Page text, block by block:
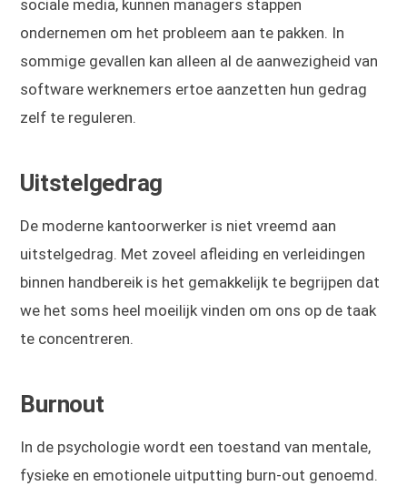
sociale media, kunnen managers stappen
ondernemen om het probleem aan te pakken. In
sommige gevallen kan alleen al de aanwezigheid van
software werknemers ertoe aanzetten hun gedrag
zelf te reguleren.
Uitstelgedrag
De moderne kantoorwerker is niet vreemd aan
uitstelgedrag. Met zoveel afleiding en verleidingen
binnen handbereik is het gemakkelijk te begrijpen dat
we het soms heel moeilijk vinden om ons op de taak
te concentreren.
Burnout
In de psychologie wordt een toestand van mentale,
fysieke en emotionele uitputting burn-out genoemd.